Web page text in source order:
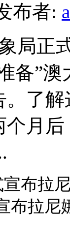
布者:
局正
备”
了
月
布拉
布拉尼